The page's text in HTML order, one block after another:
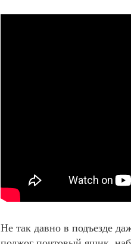
Не так давно в подъезде